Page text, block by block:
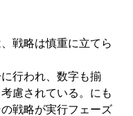
戦略は慎重に立てら
行われ、数字も揃
慮されている。にも
戦略が実行フェーズ